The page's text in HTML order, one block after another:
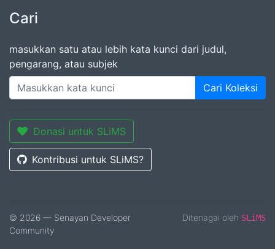
Cari
masukkan satu atau lebih kata kunci dari judul,
pengarang, atau subjek
Cari Koleksi
Donasi untuk SLiMS
Kontribusi untuk SLiMS?
© 2026 — Senayan Developer
Community
Ditenagai oleh SLiMS